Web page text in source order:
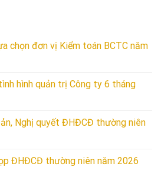
chọn đơn vị Kiểm toán BCTC năm
hình quản trị Công ty 6 tháng
Nghị quyết ĐHĐCĐ thường niên
ĐHĐCĐ thường niên năm 2026